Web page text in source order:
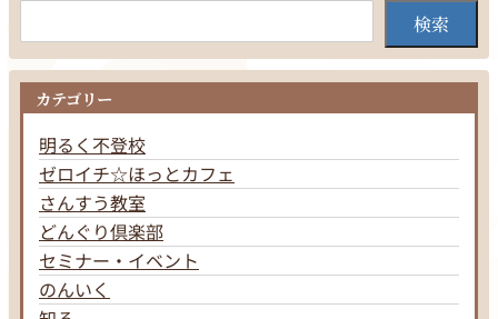
検索
カテゴリー
明るく不登校
ゼロイチ☆ほっとカフェ
さんすう教室
どんぐり倶楽部
セミナー・イベント
のんいく